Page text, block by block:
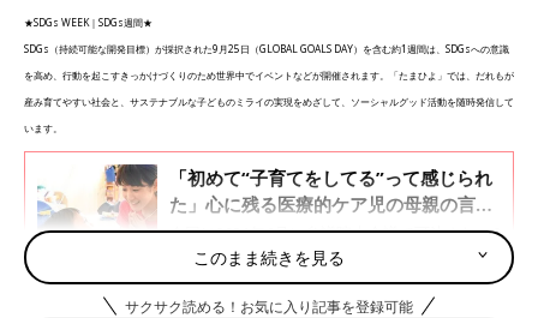
★SDGs WEEK｜SDGs週間★
SDGs（持続可能な開発目標）が採択された9月25日（GLOBAL GOALS DAY）を含む約1週間は、SDGsへの意識
を高め、行動を起こすきっかけづくりのため世界中でイベントなどが開催されます。「たまひよ」では、だれもが
産み育てやすい社会と、サステナブルな子どものミライの実現をめざして、ソーシャルグッド活動を随時発信して
います。
「初めて“子育てをしてる”って感じられ
た」心に残る医療的ケア児の母親の言
葉。6月に可決された法律で変化の兆し
今回は2021年6月に参議院本会議で可決され、9
月より施行予定の「医療的ケア児及びその家族
に対する支援に関する法律」（以下「医療的ケ
ア児支援法」）について取りあげます。
このまま続きを見る
サクサク読める！お気に入り記事を登録可能